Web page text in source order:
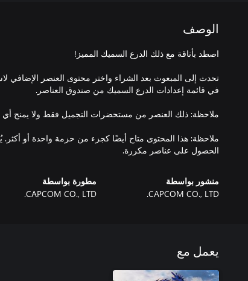
الوصف
تحدث إلى المبعوث بعد الشراء واختر محتوى العنصر الإضافي
ملاحظة: هذا المحتوى متاح أيضًا كجزء من حزمة واحدة أو
الحصول على عناصر مكررة.
منشور بواسطة
CAPCOM CO., LTD.
مطورة بواسطة
CAPCOM CO., LTD.
يعمل مع